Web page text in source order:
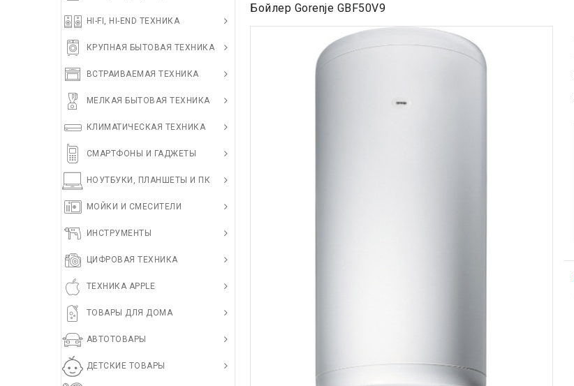
HI-FI, HI-END ТЕХНИКА
КРУПНАЯ БЫТОВАЯ ТЕХНИКА
ВСТРАИВАЕМАЯ ТЕХНИКА
МЕЛКАЯ БЫТОВАЯ ТЕХНИКА
КЛИМАТИЧЕСКАЯ ТЕХНИКА
СМАРТФОНЫ И ГАДЖЕТЫ
НОУТБУКИ, ПЛАНШЕТЫ И ПК
МОЙКИ И СМЕСИТЕЛИ
ИНСТРУМЕНТЫ
ЦИФРОВАЯ ТЕХНИКА
ТЕХНИКА APPLE
ТОВАРЫ ДЛЯ ДОМА
АВТОТОВАРЫ
ДЕТСКИЕ ТОВАРЫ
Бойлер Gorenje GBF50V9